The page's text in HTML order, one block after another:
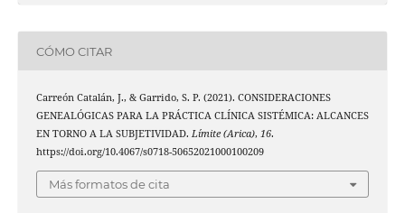
CÓMO CITAR
Carreón Catalán, J., & Garrido, S. P. (2021). CONSIDERACIONES
GENEALÓGICAS PARA LA PRÁCTICA CLÍNICA SISTÉMICA: ALCANCES
EN TORNO A LA SUBJETIVIDAD. Límite (Arica), 16.
https://doi.org/10.4067/s0718-50652021000100209
Más formatos de cita